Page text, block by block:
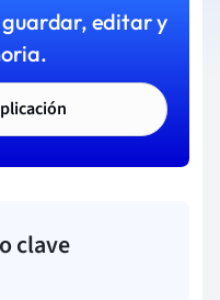
editar y
clave